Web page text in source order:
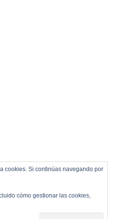
cookies. Si continúas navegando por
cómo gestionar las cookies,